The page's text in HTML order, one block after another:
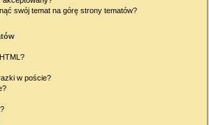
swój temat na górę strony tematów?
w poście?